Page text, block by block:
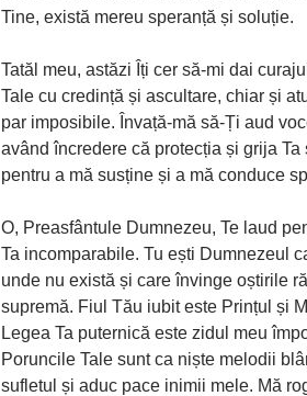
Tine, există mereu speranță și soluție.
Tatăl meu, astăzi Îți cer să-mi dai
Tale cu credință și ascultare, chiar și
par imposibile. Învață-mă să-Ți aud
având încredere că protecția și grija
pentru a mă susține și a mă conduce
O, Preasfântule Dumnezeu, Te laud
Ta incomparabile. Tu ești Dumnezeul
unde nu există și care învinge oștirile
supremă. Fiul Tău iubit este Prințul și
Legea Ta puternică este zidul meu
Poruncile Tale sunt ca niște melodii
sufletul și aduc pace inimii mele. Mă